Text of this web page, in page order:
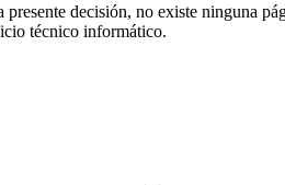
decisión, no existe ninguna
técnico informático.